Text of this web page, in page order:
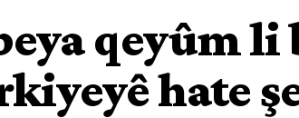
qeyûm
hate